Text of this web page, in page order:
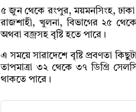
৫ জুন থেকে রংপুর, ময়মনসিংহ, ঢাকা
রাজশাহী, খুলনা, বিভাগের ২৫
অথবা বজ্রসহ বৃষ্টি হতে পারে।
এ সময়ে সারাদেশে বৃষ্টি প্রবণতা
তাপমাত্রা ৩২ থেকে ৩৭ ডিগ্রি
থাকতে পারে।